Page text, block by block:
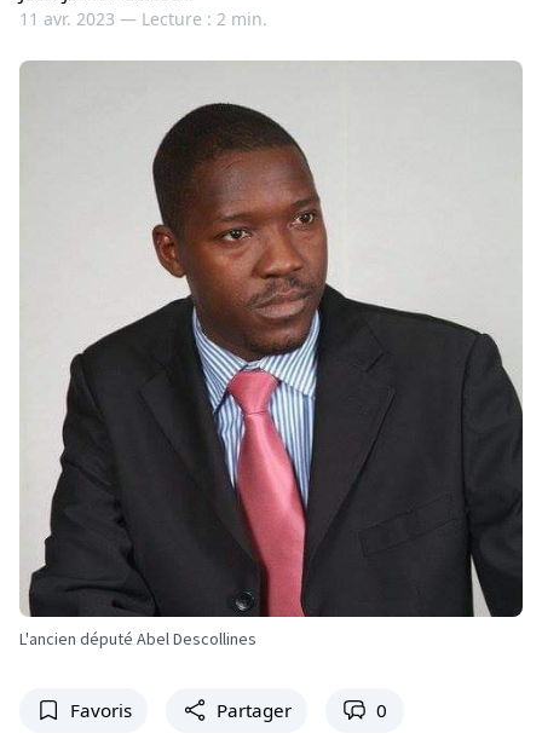
11 avr. 2023 — Lecture : 2 min.
L'ancien député Abel Descollines
Favoris Partager 0